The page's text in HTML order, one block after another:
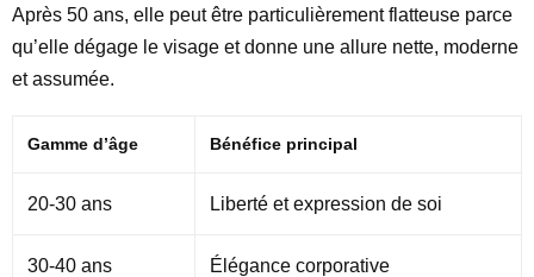
Après 50 ans, elle peut être particulièrement flatteuse parce
qu’elle dégage le visage et donne une allure nette, moderne
et assumée.
Gamme d’âge Bénéfice principal
20-30 ans Liberté et expression de soi
30-40 ans Élégance corporative